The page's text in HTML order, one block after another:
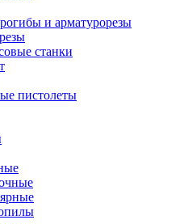
и арматурорезы
станки
пистолеты